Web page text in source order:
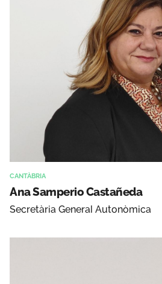
CANTÀBRIA
Ana Samperio Castañeda
Secretària General Autonòmica